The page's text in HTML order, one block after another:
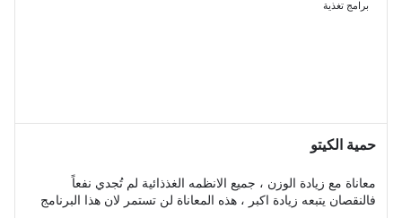
برامج تغذية
حمية الكيتو
معاناة مع زيادة الوزن ، جميع الانظمه الغذذائية لم تُجدي نفعاً
فالنقصان يتبعه زيادة اكبر ، هذه المعاناة لن تستمر لان هذا البرنامج